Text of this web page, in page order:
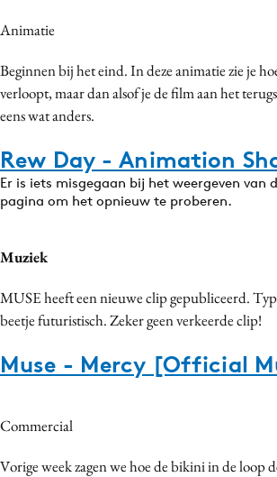
Carriere
Craft
Customer Experience
Design
Digital transformation
Effectiviteit
Influencer marketing
Interne communicatie
Martech
Programmatic
Animatie
Beginnen bij het eind. In deze animatie zie je
verloopt, maar dan alsof je de film aan het
eens wat anders.
Rew Day - Animation
Er is iets misgegaan bij het weergeven van
pagina om het opnieuw te proberen.
Muziek
MUSE heeft een nieuwe clip gepubliceerd.
beetje futuristisch. Zeker geen verkeerde clip!
Muse - Mercy [Official
Commercial
Vorige week zagen we hoe de bikini in de loop